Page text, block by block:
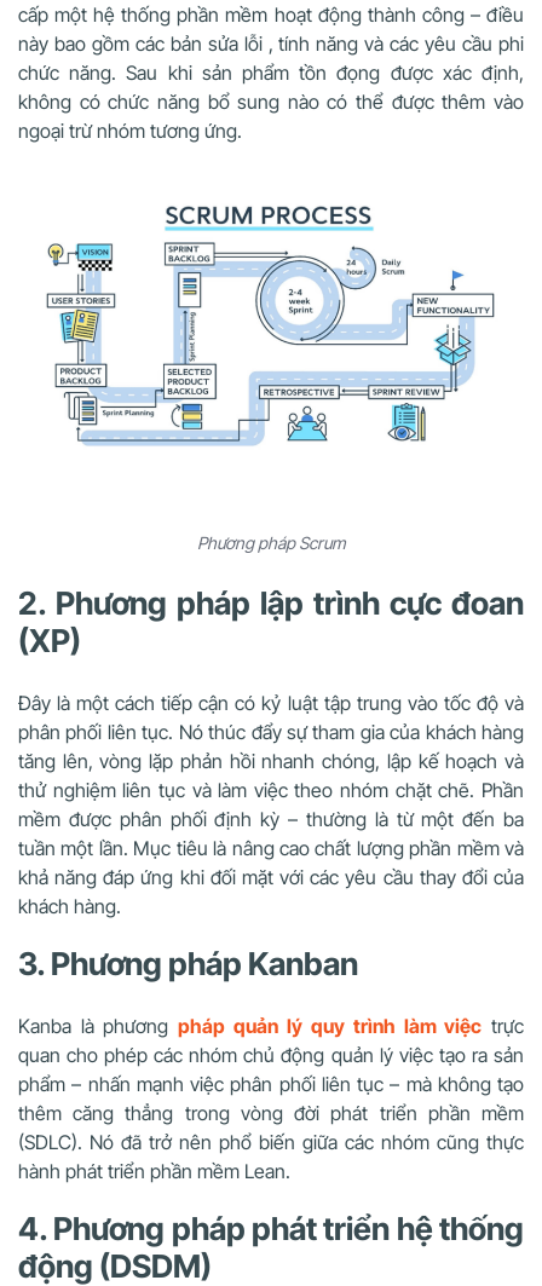
cấp một hệ thống phần mềm hoạt động thành công – điều
này bao gồm các bản sửa lỗi , tính năng và các yêu cầu phi
chức năng. Sau khi sản phẩm tồn đọng được xác định,
không có chức năng bổ sung nào có thể được thêm vào
ngoại trừ nhóm tương ứng.
Phương pháp Scrum
2. Phương pháp lập trình cực đoan
(XP)
Đây là một cách tiếp cận có kỷ luật tập trung vào tốc độ và
phân phối liên tục. Nó thúc đẩy sự tham gia của khách hàng
tăng lên, vòng lặp phản hồi nhanh chóng, lập kế hoạch và
thử nghiệm liên tục và làm việc theo nhóm chặt chẽ. Phần
mềm được phân phối định kỳ – thường là từ một đến ba
tuần một lần. Mục tiêu là nâng cao chất lượng phần mềm và
khả năng đáp ứng khi đối mặt với các yêu cầu thay đổi của
khách hàng.
3. Phương pháp Kanban
Kanba là phươngpháp quản lý quy trình làm việc trực
quan cho phép các nhóm chủ động quản lý việc tạo ra sản
phẩm – nhấn mạnh việc phân phối liên tục – mà không tạo
thêm căng thẳng trong vòng đời phát triển phần mềm
(SDLC). Nó đã trở nên phổ biến giữa các nhóm cũng thực
hành phát triển phần mềm Lean.
4. Phương pháp phát triển hệ thống
động (DSDM)